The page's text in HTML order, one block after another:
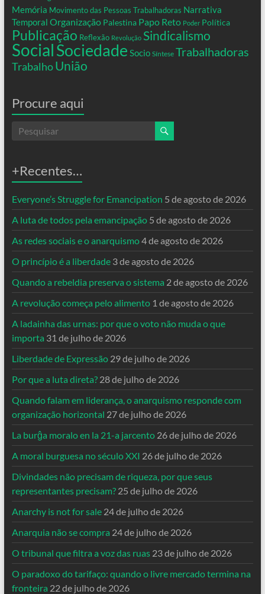
Memória Movimento das Pessoas Trabalhadoras Narrativa
Temporal Organização Palestina Papo Reto Poder Política
Publicação Reflexão Revolução Sindicalismo
SocialSociedade Socio Síntese Trabalhadoras
Trabalho União
Procure aqui
+Recentes…
Everyone’s Struggle for Emancipation 5 de agosto de 2026
A luta de todos pela emancipação 5 de agosto de 2026
As redes sociais e o anarquismo4 de agosto de 2026
O princípio é a liberdade 3 de agosto de 2026
Quando a rebeldia preserva o sistema 2 de agosto de 2026
A revolução começa pelo alimento 1 de agosto de 2026
A ladainha das urnas: por que o voto não muda o que
importa 31 de julho de 2026
Liberdade de Expressão 29 de julho de 2026
Por que a luta direta? 28 de julho de 2026
Quando falam em liderança, o anarquismo responde com
organização horizontal 27 de julho de 2026
La burĝa moralo en la 21-a jarcento 26 de julho de 2026
A moral burguesa no século XXI 26 de julho de 2026
Divindades não precisam de riqueza, por que seus
representantes precisam? 25 de julho de 2026
Anarchy is not for sale 24 de julho de 2026
Anarquia não se compra 24 de julho de 2026
O tribunal que filtra a voz das ruas 23 de julho de 2026
O paradoxo do tarifaço: quando o livre mercado termina na
fronteira 22 de julho de 2026